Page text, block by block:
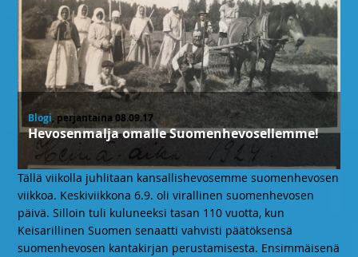
Blogi, perjantaina 08.09.17
Hevosenmalja omalle Suomenhevosellemme!
Tällä viikolla juhlitaan kansallishevosemme suomenhevosen
viikkoa. Keskiviikkona 6.9. oli virallinen suomenhevosen
päivä. Silloin tuli kuluneeksi tasan 110 vuotta, kun
Keisarillinen Suomen senaatti vahvisti päätöksensä
suomenhevosen kantakirjan perustamisesta. Ensimmäisenä